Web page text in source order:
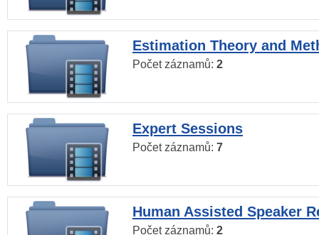
Estimation Theory and
Počet záznamů: 2
Expert Sessions
Počet záznamů: 7
Human Assisted Speaker
Počet záznamů: 2